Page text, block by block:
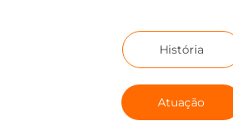
História
Atuação